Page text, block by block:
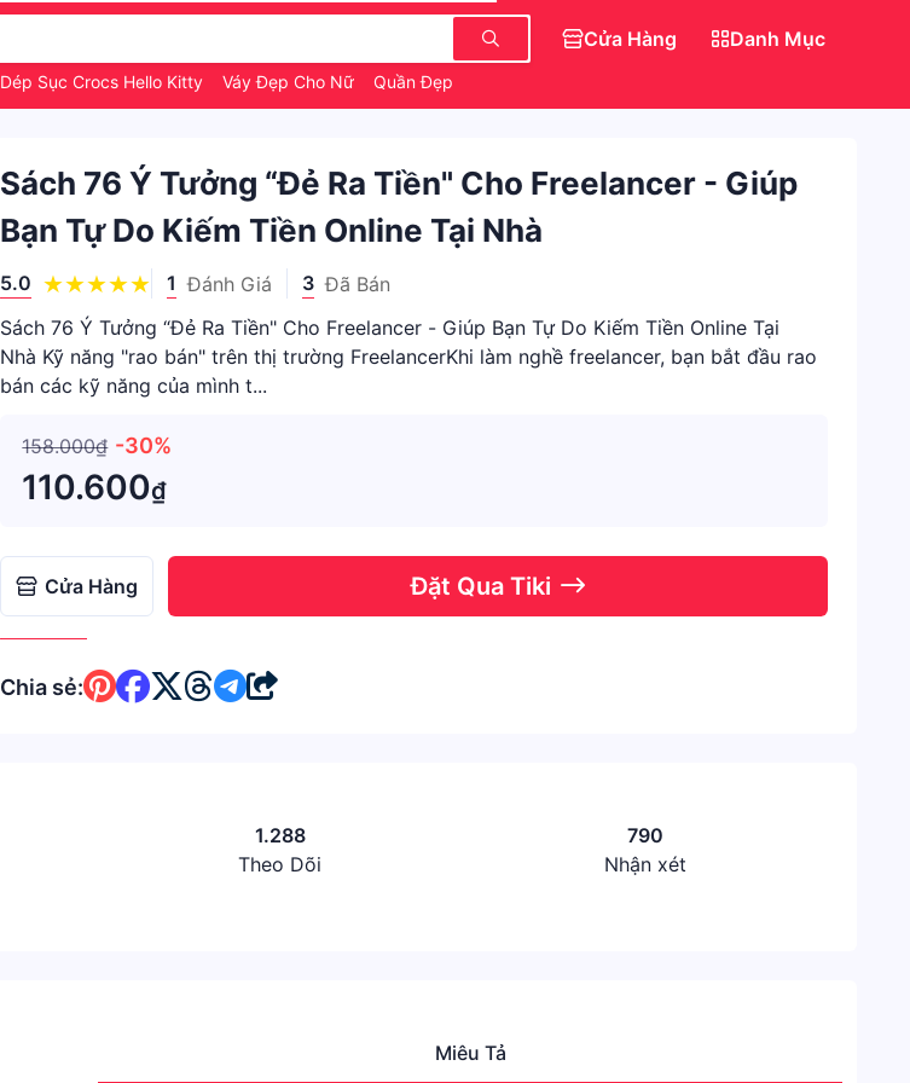
Dép Sục Crocs Hello Kitty Váy Đẹp Cho Nữ Quần Đẹp
Cửa Hàng Danh Mục
Sách 76 Ý Tưởng “Đẻ Ra Tiền" Cho Freelancer - Giúp
Bạn Tự Do Kiếm Tiền Online Tại Nhà
5.0 1 Đánh Giá 3 Đã Bán
Sách 76 Ý Tưởng “Đẻ Ra Tiền" Cho Freelancer - Giúp Bạn Tự Do Kiếm Tiền Online Tại
Nhà Kỹ năng "rao bán" trên thị trường FreelancerKhi làm nghề freelancer, bạn bắt đầu rao
bán các kỹ năng của mình t...
158.000₫ -30%
110.600₫
Cửa Hàng Đặt Qua Tiki
Chia sẻ:
1.288
Theo Dõi
790
Nhận xét
Miêu Tả